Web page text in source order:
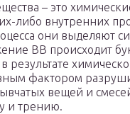
– это
либо внутренних
они выделяют
ВВ происходит
результате
фактором
вещей и
и трению.